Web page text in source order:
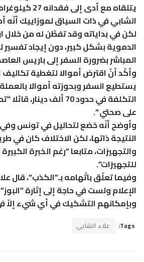
يتلقاه مع أدى
الشابي في ذات السياق لموزاييك أنّه
لكن في بداياته وقد تفطّن له من خلال
الدموية بشكل كبير، دون إيجاد تفسير
المباشر بضرورة السفر إلى باريس
وأكّد أنّ اقترض أموالا لتغطية تكاليف
يستطيع السفر وبحوزته أموالا
التكلفة في حدود 70 ألف
على صحتي ”.
وأوضح أنّه خضع لتحاليل في تونس
النتيجة ذاتها، لكن الاختلاف كان في
والتجهيزات، متابعا ”رغم الخبرة
للتجهيزات”.
الإعلام ولست في حاجة إلى إثارة
وبإمكانهم التشكيك في أي شيء إلاّ
Tags: علاء الشابي